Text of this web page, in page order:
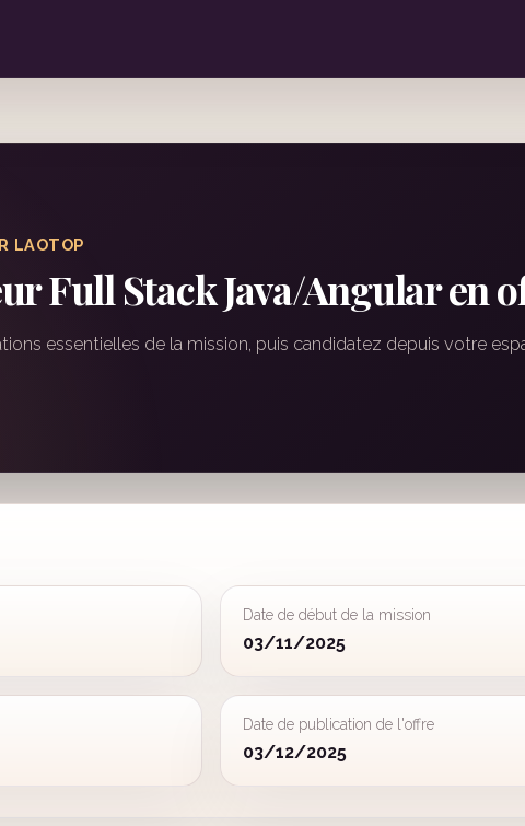
LAOTOP
Full Stack Java/Angular en
essentielles de la mission, puis candidatez depuis votre
Date de début de la mission
03/11/2025
Date de publication de l'offre
03/12/2025